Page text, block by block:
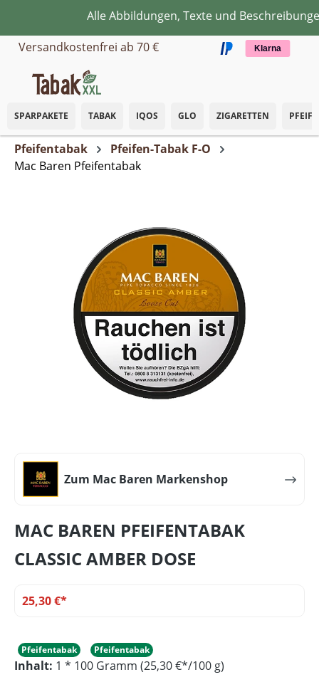
Zum Hauptinhalt springenAlle Abbildungen, Texte und
Versandkostenfrei ab 70 €
Klarna
SPARPAKETE TABAK IQOS GLO ZIGARETTEN
Pfeifentabak
Pfeifen-Tabak F-O
Mac Baren Pfeifentabak
Zum Mac Baren Markenshop
MAC BAREN PFEIFENTABAK
CLASSIC AMBER DOSE
25,30 €*
Pfeifentabak Pfeifentabak
Inhalt: 1 * 100 Gramm (25,30 €*/100 g)